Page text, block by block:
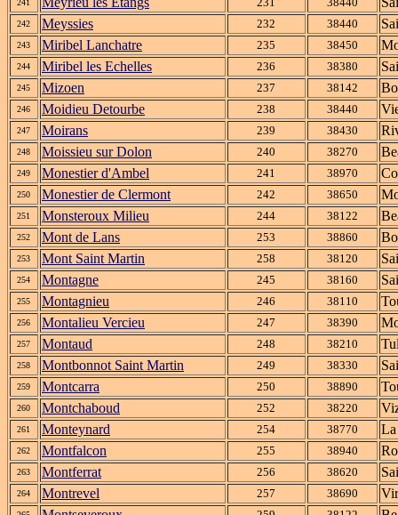
241
242 Meyssies 232 38440
243 Miribel Lanchatre 235 38450
244 Miribel les Echelles 236 38380
245 Mizoen 237 38142
246 Moidieu Detourbe 238 38440
247 Moirans 239 38430
248 Moissieu sur Dolon 240 38270
249 Monestier d'Ambel 241 38970
250 Monestier de Clermont 242 38650
251 Monsteroux Milieu 244 38122
252 Mont de Lans 253 38860
253 Mont Saint Martin 258 38120
254 Montagne 245 38160
255 Montagnieu 246 38110
256 Montalieu Vercieu 247 38390
257 Montaud 248 38210
258 Montbonnot Saint Martin 249 38330
259 Montcarra 250 38890
260 Montchaboud 252 38220
261 Monteynard 254 38770
262 Montfalcon 255 38940
263 Montferrat 256 38620
264 Montrevel 257 38690